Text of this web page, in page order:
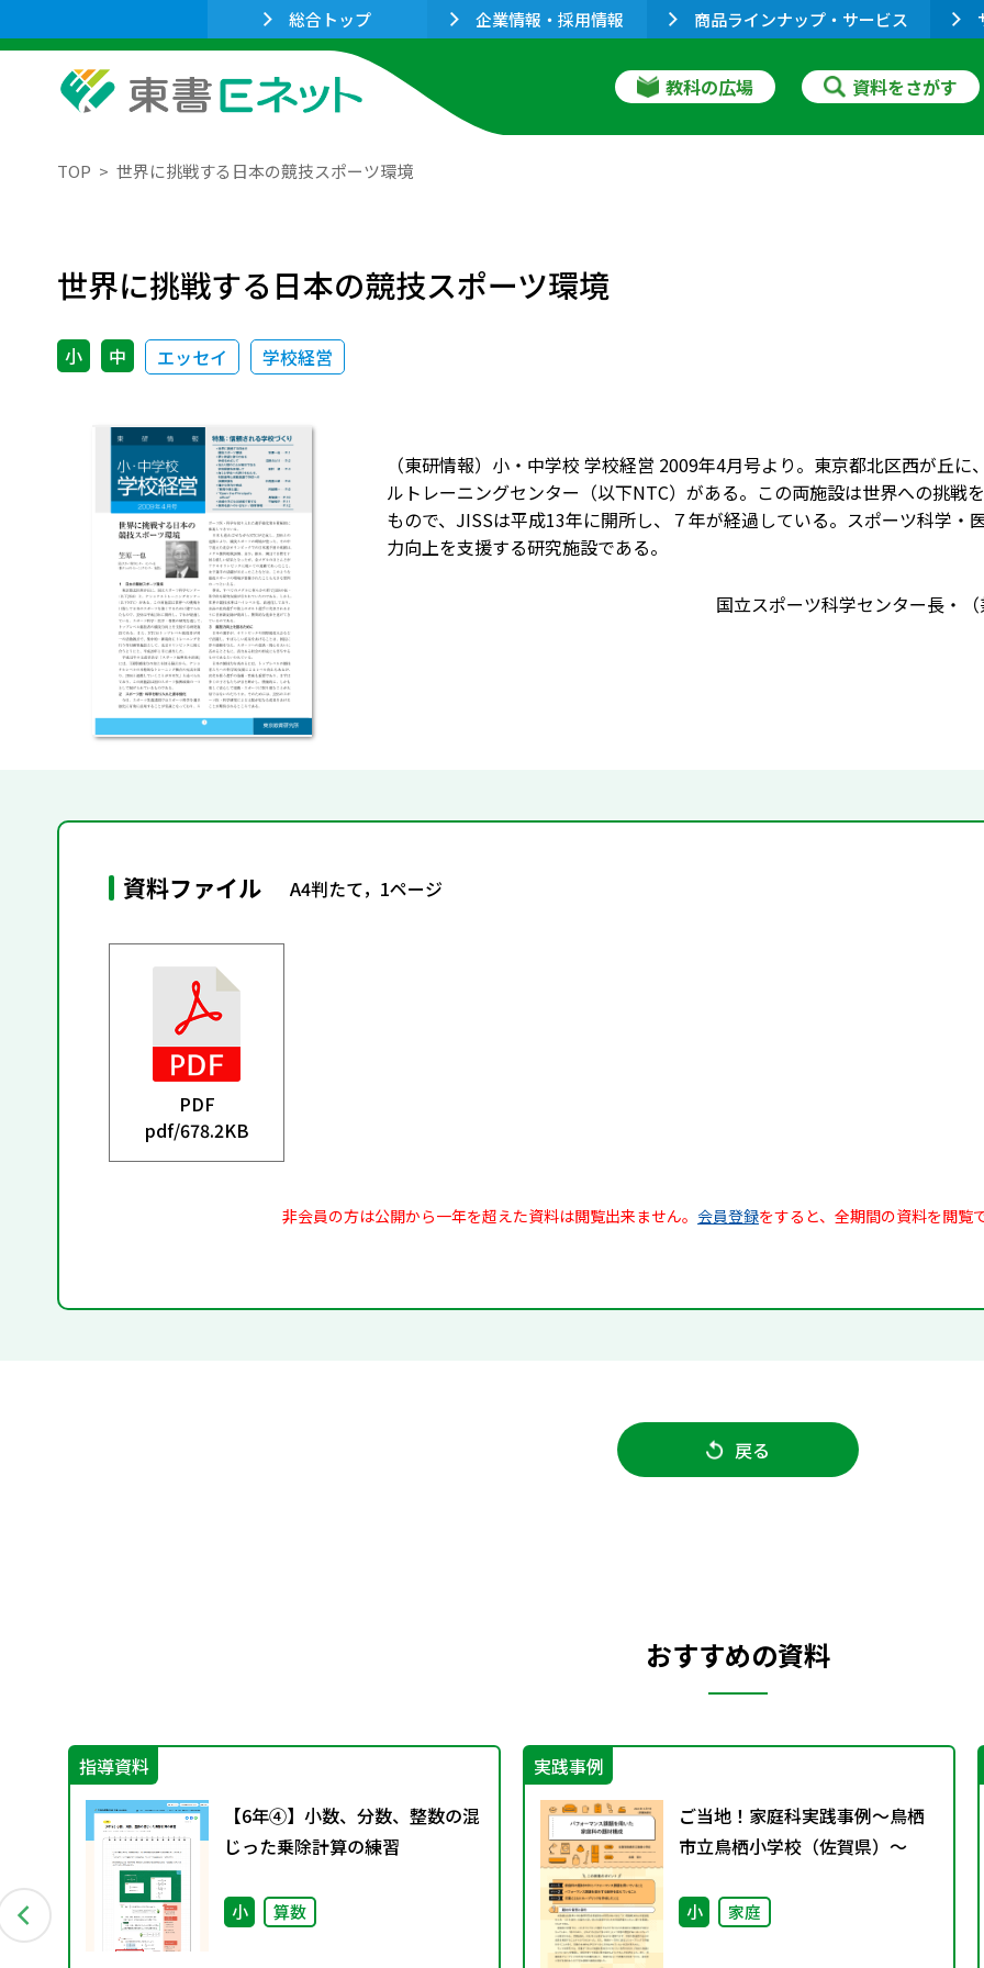
総合トップ 企業情報・採用情報 商品ラインナップ・サービス
教科の広場 資料をさがす
TOP 世界に挑戦する日本の競技スポーツ環境
世界に挑戦する日本の競技スポーツ環境
小 中 エッセイ 学校経営
（東研情報）小・中学校 学校経営 2009年4月号より。東京都北区西が丘
ルトレーニングセンター（以下NTC）がある。この両施設は世界への挑戦
もので、JISSは平成13年に開所し、７年が経過している。スポーツ科学
力向上を支援する研究施設である。
国立スポーツ科学センター長・
資料ファイル A4判たて，1ページ
PDF
pdf/678.2KB
非会員の方は公開から一年を超えた資料は閲覧出来ません。 会員登録をすると、全期間の資料を閲覧
戻る
おすすめの資料
指導資料
【6年④】小数、分数、整数の混
じった乗除計算の練習
小 算数
実践事例
ご当地！家庭科実践事例〜鳥栖
市立鳥栖小学校（佐賀県）〜
小 家庭